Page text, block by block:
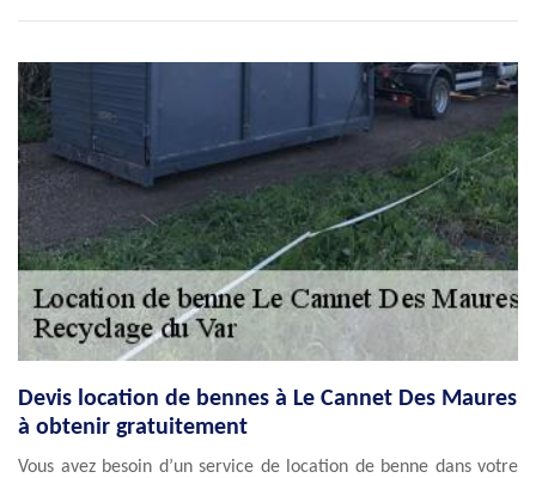
Devis location de bennes à Le Cannet Des Maures
à obtenir gratuitement
Vous avez besoin d’un service de location de benne dans votre